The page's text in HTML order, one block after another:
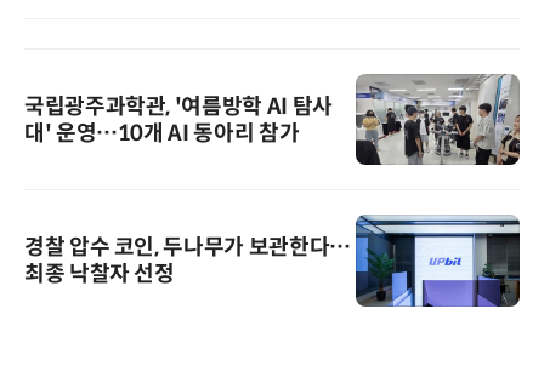
국립광주과학관, '여름방학 AI 탐사
대' 운영…10개 AI 동아리 참가
경찰 압수 코인, 두나무가 보관한다…
최종 낙찰자 선정